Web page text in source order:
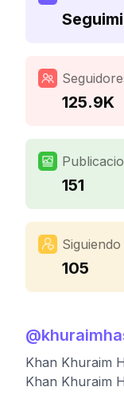
125.9K
151
Siguiendo
105
@
Khan Khuraim
Khan Khuraim